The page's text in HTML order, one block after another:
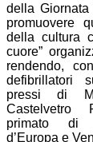
della
promuovere
della cultura
cuore”
rendendo,
defibrillatori
pressi di
Castelvetro
primato di
d’Europa e